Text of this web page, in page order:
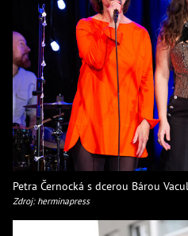
Petra Černocká s dcerou Bárou
Zdroj: herminapress